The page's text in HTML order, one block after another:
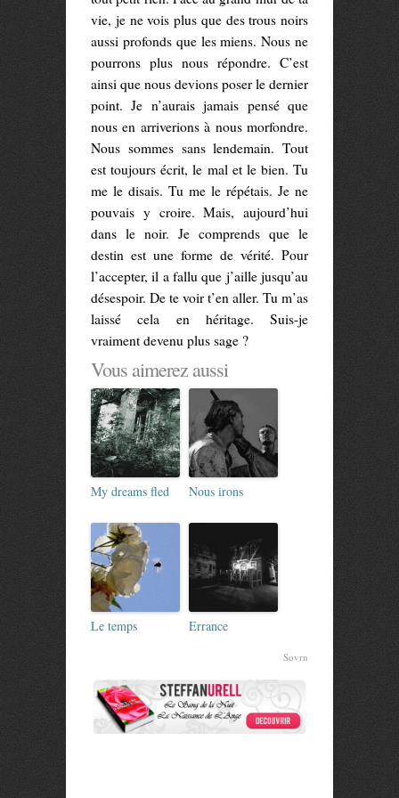
vie, je ne vois plus que des trous noirs
aussi profonds que les miens. Nous ne
pourrons plus nous répondre. C’est
ainsi que nous devions poser le dernier
point. Je n’aurais jamais pensé que
nous en arriverions à nous morfondre.
Nous sommes sans lendemain. Tout
est toujours écrit, le mal et le bien. Tu
me le disais. Tu me le répétais. Je ne
pouvais y croire. Mais, aujourd’hui
dans le noir. Je comprends que le
destin est une forme de vérité. Pour
l’accepter, il a fallu que j’aille jusqu’au
désespoir. De te voir t’en aller. Tu m’as
laissé cela en héritage. Suis-je
vraiment devenu plus sage ?
Vous aimerez aussi
My dreams fled Nous irons
Le temps Errance
Sovrn